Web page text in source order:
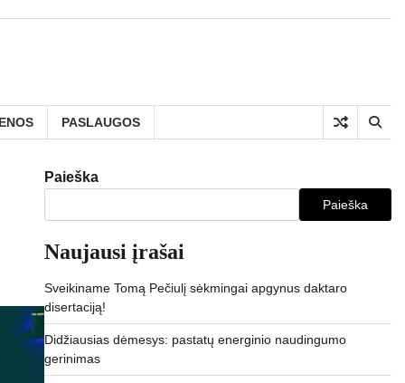
PASLAUGOS
Paieška
Paieška
Naujausi įrašai
Sveikiname Tomą Pečiulį sėkmingai apgynus daktaro
disertaciją!
Didžiausias dėmesys: pastatų energinio naudingumo
gerinimas